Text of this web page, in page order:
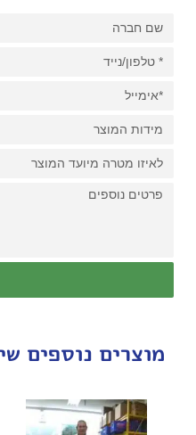
מוצרים נוספים